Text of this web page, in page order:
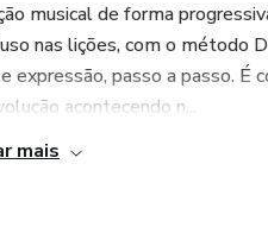
musical de forma
nas lições, com o método
expressão, passo a passo. É
acontecendo n...
mais